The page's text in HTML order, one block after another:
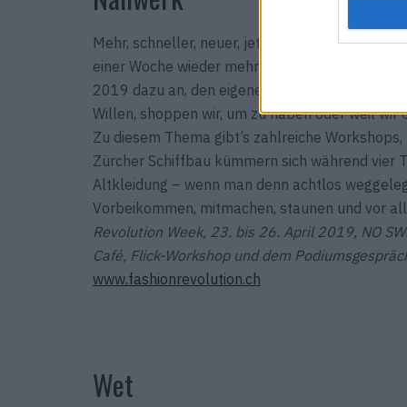
Mehr, schneller, neuer, jetzt und sofort. Mode
einer Woche wieder mehr Gedanken zu
2019 dazu an, den eigenen Kleiderschrank
Willen, shoppen wir, um zu haben oder weil
Zu diesem Thema gibt’s zahlreiche
Zürcher Schiffbau kümmern sich während vier
Altkleidung – wenn man denn achtlos
Vorbeikommen, mit­machen, staunen und vor
Revolution Week, 23. bis 26. April 2019, NO
Café, Flick-Workshop und dem
www.fashionrevolution.ch
Wet